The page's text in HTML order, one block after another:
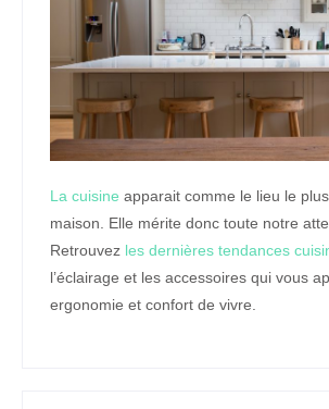
La cuisine apparait comme le lieu le
maison. Elle mérite donc toute notre
Retrouvez les dernières tendances
l’éclairage et les accessoires qui vous
ergonomie et confort de vivre.